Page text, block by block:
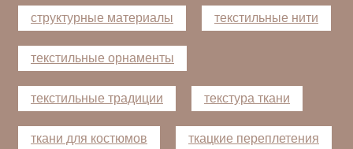
структурные материалы текстильные нити
текстильные орнаменты
текстильные традиции текстура ткани
ткани для костюмов ткацкие переплетения